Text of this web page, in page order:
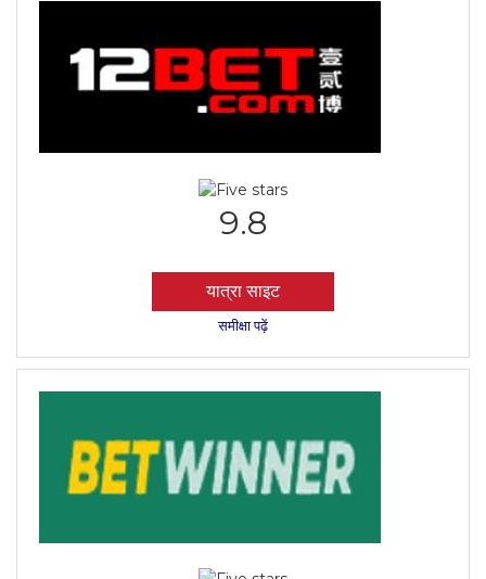
9.8
यात्रा साइट
समीक्षा पढ़ें